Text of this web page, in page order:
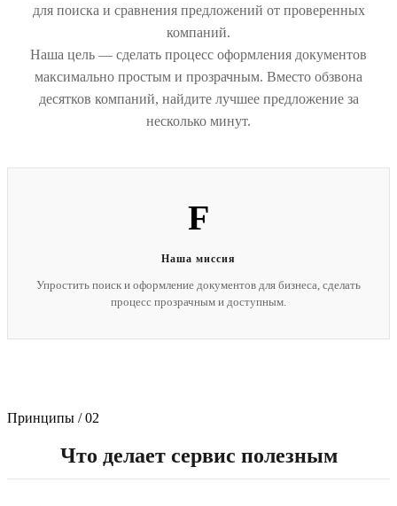
для поиска и сравнения предложений от проверенных
компаний.
Наша цель — сделать процесс оформления документов
максимально простым и прозрачным. Вместо обзвона
десятков компаний, найдите лучшее предложение за
несколько минут.
F
Наша миссия
Упростить поиск и оформление документов для бизнеса, сделать
процесс прозрачным и доступным.
Принципы / 02
Что делает сервис полезным